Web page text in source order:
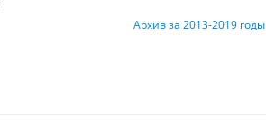
Архив за 2013-2019 годы